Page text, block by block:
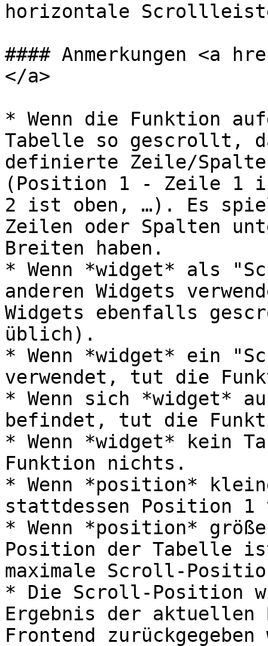
horizontale Scrollleiste
#### Anmerkungen <a
</a>
* Wenn die Funktion
Tabelle so gescrollt,
definierte Zeile/
(Position 1 - Zeile 1
2 ist oben, …). Es
Zeilen oder Spalten
Breiten haben.
* Wenn *widget* als
anderen Widgets
Widgets ebenfalls
üblich).
* Wenn *widget* ein
verwendet, tut die
* Wenn sich *widget*
befindet, tut die
* Wenn *widget* kein
Funktion nichts.
* Wenn *position*
stattdessen Position 1
* Wenn *position*
Position der Tabelle
maximale Scroll-
* Die Scroll-Position
Ergebnis der aktuellen
Frontend